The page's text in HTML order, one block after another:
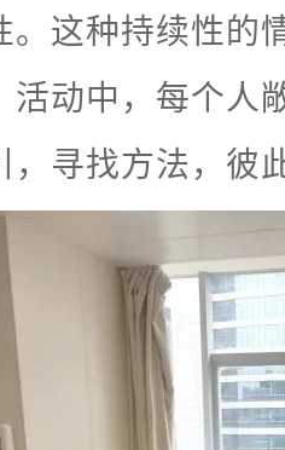
。这种持续性的
活动中，每个人
，寻找方法，彼